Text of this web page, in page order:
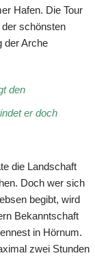
Hafen. Die Tour
schönsten
der Arche
den
er doch
die Landschaft
Doch wer sich
begibt, wird
Bekanntschaft
in Hörnum.
zwei Stunden